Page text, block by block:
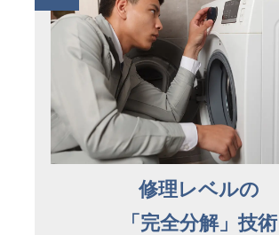
修理レベルの
「完全分解」技術